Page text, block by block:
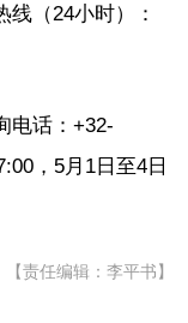
（24小时）：
电话：+32-
，5月1日至4日
【责任编辑：李平书】